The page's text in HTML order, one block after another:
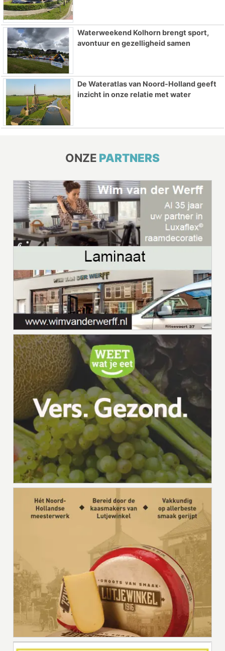
Waterweekend Kolhorn brengt sport,
avontuur en gezelligheid samen
De Wateratlas van Noord-Holland geeft
inzicht in onze relatie met water
ONZE PARTNERS